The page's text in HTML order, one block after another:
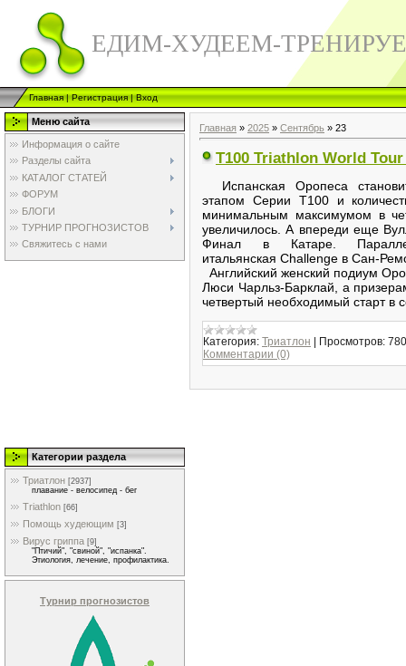
ЕДИМ-ХУДЕЕМ-
Главная|Регистрация|Вход
Меню сайта
Информация о сайте
Разделы сайта
КАТАЛОГ СТАТЕЙ
ФОРУМ
БЛОГИ
ТУРНИР ПРОГНОЗИСТОВ
Свяжитесь с нами
Категории раздела
Триатлон [2937]
плавание - велосипед - бег
Triathlon [66]
Помощь худеющим [3]
Вирус гриппа [9]
"Птичий", "свиной", "испанка".
Этиология, лечение, профилактика.
Турнир прогнозистов
Главная » 2025 » Сентябрь » 23
T100 Triathlon World
Испанская Оропеса
этапом Серии Т100 и
минимальным максимумом в
увеличилось. А впереди еще
Финал в Катаре.
итальянская Challenge в Сан-
Английский женский подиум
Люси Чарльз-Барклай, а
четвертый необходимый старт в
Категория: Триатлон Просмотров: 780
Комментарии (0)